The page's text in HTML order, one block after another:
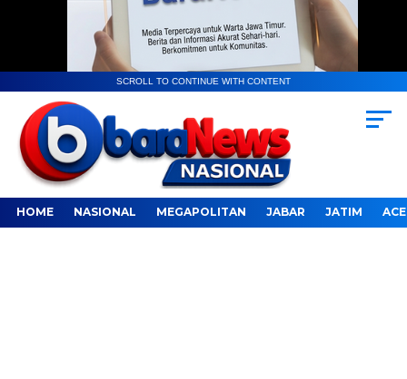
SCROLL TO CONTINUE WITH CONTENT
HOME NASIONAL MEGAPOLITAN JABAR JATIM